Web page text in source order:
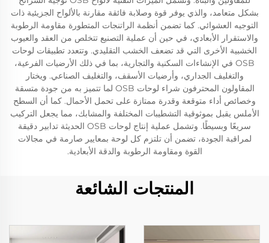
بشكل متعامد، والذي يوفر قوة وصلابة فائقة مقارنة بالألواح الجزيئية ذات
التوجيه العشوائي. كما تضمن أنظمة الراتنجات المتطورة مقاومة الرطوبة
والاستقرار الأبعادي، في حين أن عملية التصنيع تتخلص من العقد والعيوب
الخشبية الأخرى التي قد تضعف الخشب التقليدي. وتتعدد تطبيقات لوحات
OSB في الإنشاءات السكنية والتجارية، بما في ذلك الأرضيات الفرعية،
والتغليف الجداري، وأرضيات الأسقف، والتغليف الصناعي. ويختار
المقاولون المحترفون شراء لوحات OSB لما تتميز به من جودة متسقة
وخصائص أداء متوقعة وقدرة ممتازة على تحمل الأحمال. كما أن السطح
الأملس يقبل بموثوقية التشطيبات المختلفة والمشابك، مما يجعل التركيب
سريعًا وبسيطًا. وتشمل عملية إنتاج لوحات OSB الحديثة تدابير دقيقة
لمراقبة الجودة، تضمن أن تلتزم كل لوحة بمعايير صارمة في مجالات
القوة ومقاومة الرطوبة والدقة الأبعادية.
المنتجات الشائعة